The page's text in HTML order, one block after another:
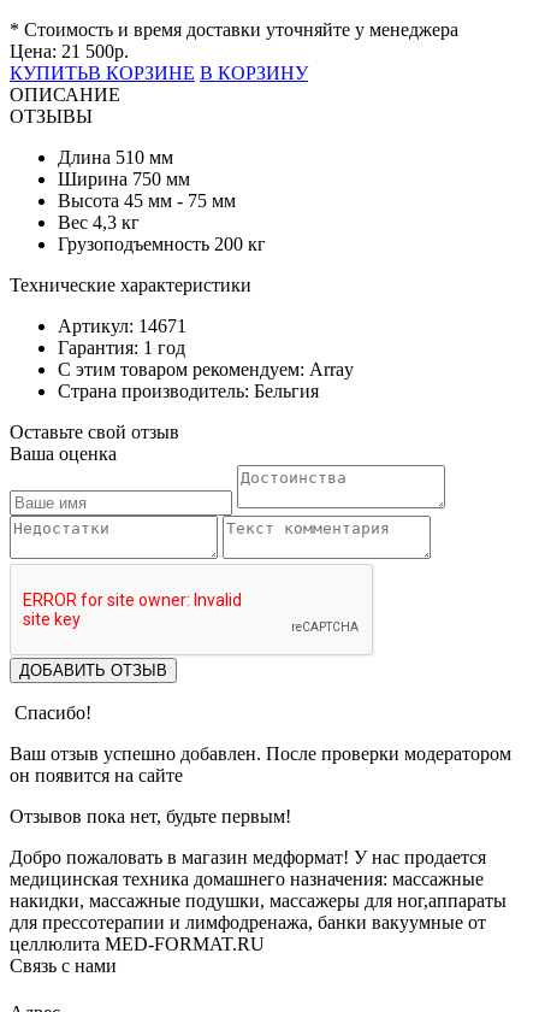
* Стоимость и время доставки уточняйте у менеджера
Цена: 21 500р.
КУПИТЬВ КОРЗИНЕ В КОРЗИНУ
ОПИСАНИЕ
ОТЗЫВЫ
Длина 510 мм
Ширина 750 мм
Высота 45 мм - 75 мм
Вес 4,3 кг
Грузоподъемность 200 кг
Технические характеристики
Артикул: 14671
Гарантия: 1 год
С этим товаром рекомендуем: Array
Страна производитель: Бельгия
Оставьте свой отзыв
Ваша оценка
ДОБАВИТЬ ОТЗЫВ
Спасибо!
Ваш отзыв успешно добавлен. После проверки модератором
он появится на сайте
Отзывов пока нет, будьте первым!
Добро пожаловать в магазин медформат! У нас продается
медицинская техника домашнего назначения: массажные
накидки, массажные подушки, массажеры для ног,аппараты
для прессотерапии и лимфодренажа, банки вакуумные от
целлюлита MED-FORMAT.RU
Связь с нами